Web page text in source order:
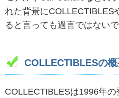
れた背景にCOLLECTIBLES
ると言っても過言ではないで
COLLECTIBLESの
COLLECTIBLESは1996年